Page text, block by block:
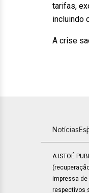
tarifas,
incluindo
A crise
Notícias
A ISTOÉ
impressa de
respectivos